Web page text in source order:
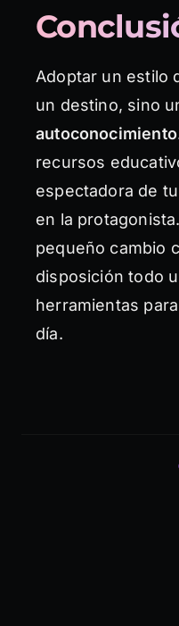
Adoptar un estilo
un destino, sino
autoconocimiento
recursos
espectadora de
en la
pequeño cambio
disposición todo
herramientas
día.